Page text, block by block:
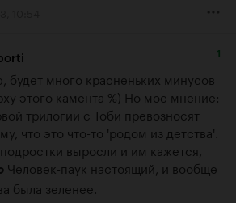
1
будет много красненьких минусов
этого камента %) Но мое мнение:
трилогии с Тоби превозносят
что это что-то 'родом из детства'.
выросли и им кажется,
Человек-паук настоящий, и вообще
была зеленее.